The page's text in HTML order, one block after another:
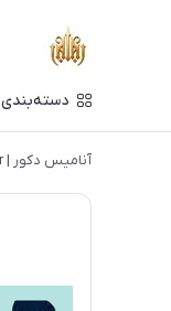
دسته‌بندی
آنامیس دکور | Anamis Decor